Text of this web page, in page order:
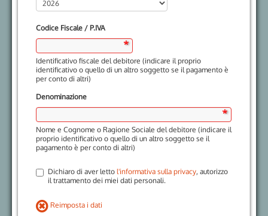
Codice Fiscale / P.IVA
Identificativo fiscale del debitore (indicare il proprio
identificativo o quello di un altro soggetto se il pagamento è
per conto di altri)
Denominazione
Nome e Cognome o Ragione Sociale del debitore (indicare il
proprio identificativo o quello di un altro soggetto se il
pagamento è per conto di altri)
Dichiaro di aver letto l'informativa sulla privacy, autorizzo
il trattamento dei miei dati personali.
Reimposta i dati